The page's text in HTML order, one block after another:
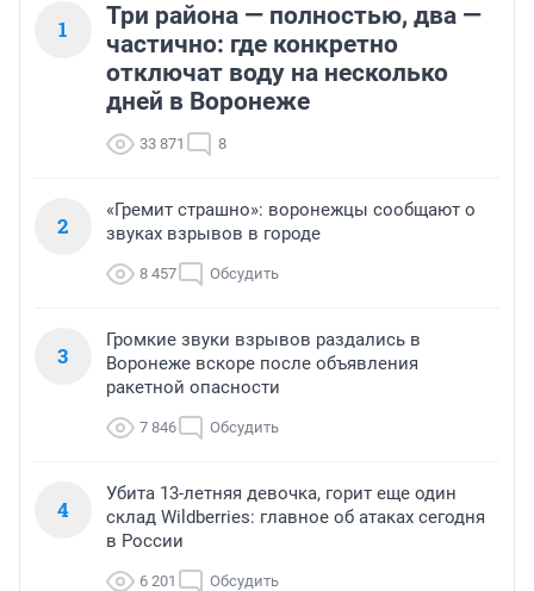
1
Три района — полностью, два —
частично: где конкретно
отключат воду на несколько
дней в Воронеже
33 871 8
2
«Гремит страшно»: воронежцы сообщают о
звуках взрывов в городе
8 457 Обсудить
3
Громкие звуки взрывов раздались в
Воронеже вскоре после объявления
ракетной опасности
7 846 Обсудить
4
Убита 13-летняя девочка, горит еще один
склад Wildberries: главное об атаках сегодня
в России
6 201 Обсудить